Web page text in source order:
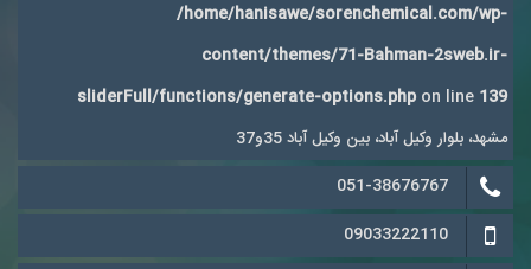
/home/hanisawe/sorenchemical.com/wp-
content/themes/71-Bahman-2sweb.ir-
sliderFull/functions/generate-options.php on line 139
مشهد، بلوار وکیل آباد، بین وکیل آباد 35و37
051-38676767
09033222110